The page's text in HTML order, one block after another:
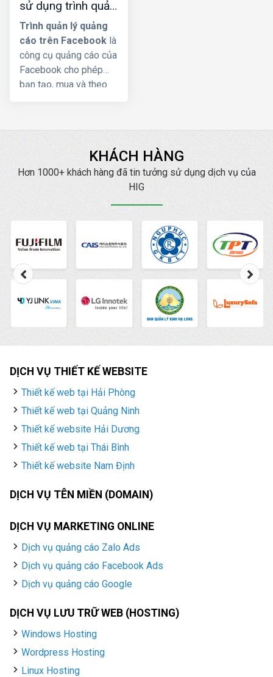
một chiến dịch
Facebook Ads là điều
cực kỳ thách thức.
Trong bài viết này, HIG
xin hướng dẫncách
chạy quảng cáo BĐS
sử dụng trình quản
lý quảng cáo trên
facebook chi tiết
nhất
Trình quản lý quảng
cáo trên Facebook là
công cụ quảng cáo của
Facebook cho phép
bạn tạo, mua và theo
nàyCông ty HIGsẽ
thông tin về trình quản
lý quảng cáo là gì
KHÁCH HÀNG
Hơn 1000+ khách hàng đã tin tưởng sử dụng dịch vụ của
HIG
DỊCH VỤ THIẾT KẾ WEBSITE
Thiết kế web tại Hải Phòng
Thiết kế web tại Quảng Ninh
Thiết kế website Hải Dương
Thiết kế web tại Thái Bình
Thiết kế website Nam Định
DỊCH VỤ TÊN MIỀN (DOMAIN)
DỊCH VỤ MARKETING ONLINE
Dịch vụ quảng cáo Zalo Ads
Dịch vụ quảng cáo Facebook Ads
Dịch vụ quảng cáo Google
DỊCH VỤ LƯU TRỮ WEB (HOSTING)
Windows Hosting
Wordpress Hosting
Linux Hosting